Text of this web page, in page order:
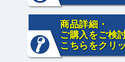
商品詳細・
ご購入をご検
こちらをクリ